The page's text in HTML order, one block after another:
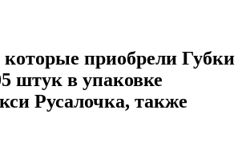
приобрели Губки
штук в упаковке
Русалочка, также